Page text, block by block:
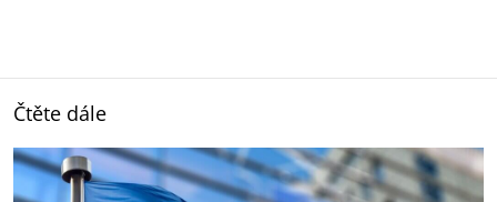
Čtěte dále